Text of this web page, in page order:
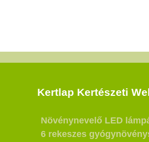
Kertlap Kertészeti
Növénynevelő LED
6 rekeszes